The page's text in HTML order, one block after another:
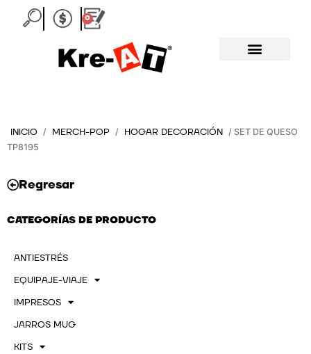
0
Carrito
INICIO / MERCH-POP / HOGAR DECORACIÓN / SET DE QUESO
TP8195
Regresar
CATEGORÍAS DE PRODUCTO
ANTIESTRÉS
EQUIPAJE-VIAJE
IMPRESOS
JARROS MUG
KITS